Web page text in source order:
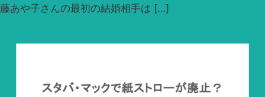
藤あや子さんの最初の結婚相手は […]